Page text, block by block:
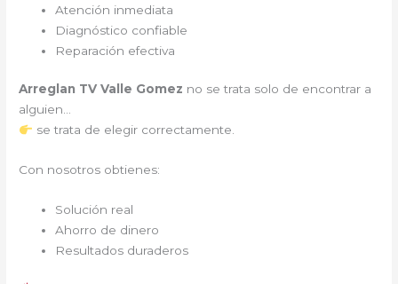
Atención inmediata
Diagnóstico confiable
Reparación efectiva
Arreglan TV Valle Gomez no se trata solo de encontrar a
alguien…
se trata de elegir correctamente.
Con nosotros obtienes:
Solución real
Ahorro de dinero
Resultados duraderos